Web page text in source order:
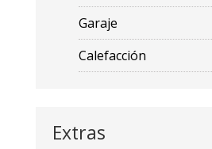
Garaje
Calefacción
Extras